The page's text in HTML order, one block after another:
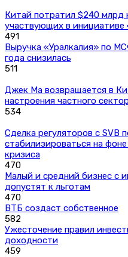
Китай потратил $240 млрд
участвующих в
491
Выручка «Уралкалия» по
года снизилась
511
Джек Ма возвращается в
настроения частного
534
Сделка регуляторов с SVB
стабилизироваться на
кризиса
470
Малый и средний бизнес с
допустят к льготам
470
ВТБ создаст собственное
582
Ужесточение правил
доходности
459